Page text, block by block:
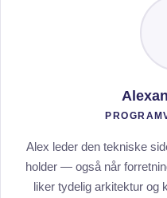
Alex leder den tekniske
holder — også når
liker tydelig arkitektur og